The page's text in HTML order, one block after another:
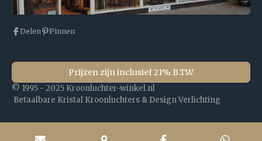
Delen Pinnen
Prijzen zijn inclusief 21% B.T.W.
© 1995 - 2025 Kroonluchter-winkel.nl
Betaalbare Kristal Kroonluchters & Design Verlichting